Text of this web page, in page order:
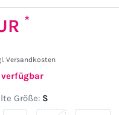
*
Versandkosten
Größe: S